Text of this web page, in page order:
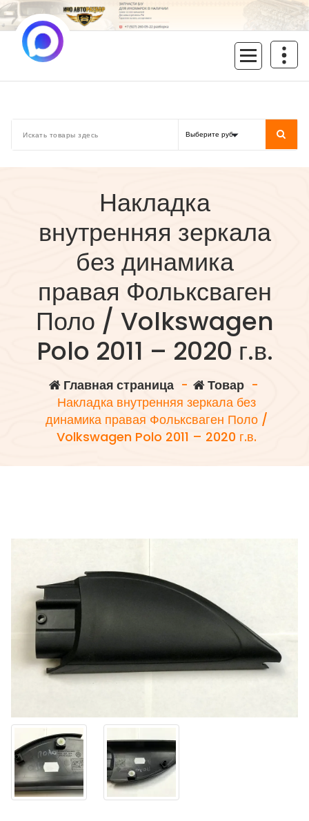
Перейти
к
содержимому
Накладка
внутренняя зеркала
без динамика
правая Фольксваген
Поло / Volkswagen
Polo 2011 – 2020 г.в.
Главная страница- Товар-
Накладка внутренняя зеркала без
динамика правая Фольксваген Поло /
Volkswagen Polo 2011 – 2020 г.в.